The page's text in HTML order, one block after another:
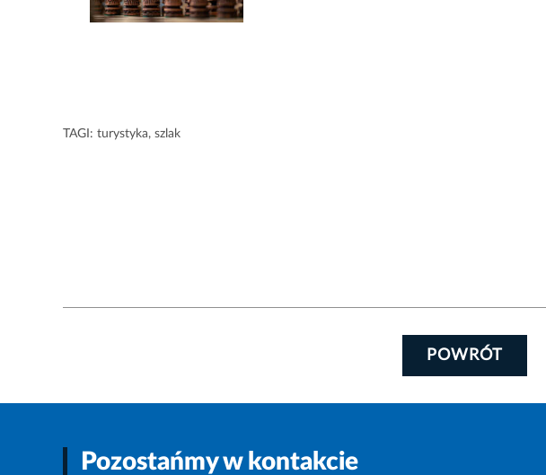
TAGI: turystyka, szlak
POWRÓT
Pozostańmy w kontakcie